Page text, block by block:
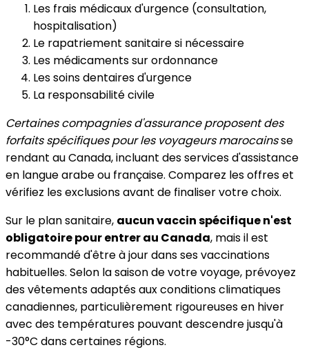
Les frais médicaux d'urgence (consultation,
hospitalisation)
Le rapatriement sanitaire si nécessaire
Les médicaments sur ordonnance
Les soins dentaires d'urgence
La responsabilité civile
Certaines compagnies d'assurance proposent des
forfaits spécifiques pour les voyageurs marocainsse
rendant au Canada, incluant des services d'assistance
en langue arabe ou française. Comparez les offres et
vérifiez les exclusions avant de finaliser votre choix.
Sur le plan sanitaire, aucun vaccin spécifique n'est
obligatoire pour entrer au Canada, mais il est
recommandé d'être à jour dans ses vaccinations
habituelles. Selon la saison de votre voyage, prévoyez
des vêtements adaptés aux conditions climatiques
canadiennes, particulièrement rigoureuses en hiver
avec des températures pouvant descendre jusqu'à
-30°C dans certaines régions.